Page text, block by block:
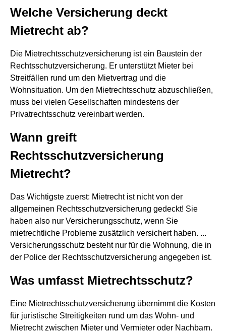
Welche Versicherung deckt
Mietrecht ab?
Die Mietrechtsschutzversicherung ist ein Baustein der
Rechtsschutzversicherung. Er unterstützt Mieter bei
Streitfällen rund um den Mietvertrag und die
Wohnsituation. Um den Mietrechtsschutz abzuschließen,
muss bei vielen Gesellschaften mindestens der
Privatrechtsschutz vereinbart werden.
Wann greift
Rechtsschutzversicherung
Mietrecht?
Das Wichtigste zuerst: Mietrecht ist nicht von der
allgemeinen Rechtsschutzversicherung gedeckt! Sie
haben also nur Versicherungsschutz, wenn Sie
mietrechtliche Probleme zusätzlich versichert haben. ...
Versicherungsschutz besteht nur für die Wohnung, die in
der Police der Rechtsschutzversicherung angegeben ist.
Was umfasst Mietrechtsschutz?
Eine Mietrechtsschutzversicherung übernimmt die Kosten
für juristische Streitigkeiten rund um das Wohn- und
Mietrecht zwischen Mieter und Vermieter oder Nachbarn.